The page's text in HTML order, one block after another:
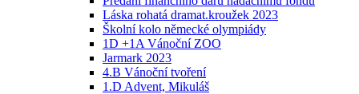
Láska rohatá dramat.kroužek 2023
Školní kolo německé olympiády
1D +1A Vánoční ZOO
Jarmark 2023
4.B Vánoční tvoření
1.D Advent, Mikuláš